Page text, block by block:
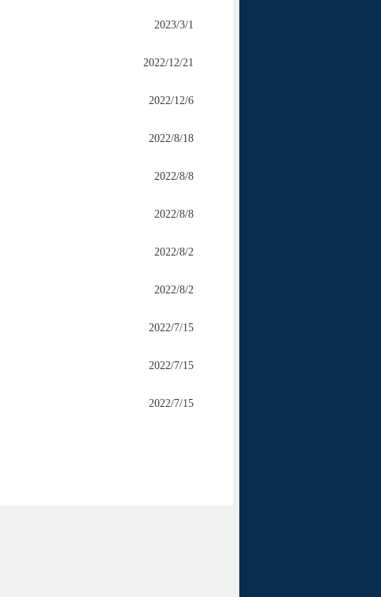
2023/3/1
2022/12/21
2022/12/6
2022/8/18
2022/8/8
2022/8/8
2022/8/2
2022/8/2
2022/7/15
2022/7/15
2022/7/15